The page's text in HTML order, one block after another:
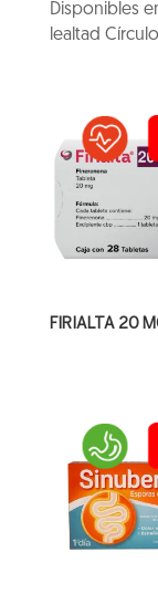
Disponibles
lealtad
FIRIALTA 20